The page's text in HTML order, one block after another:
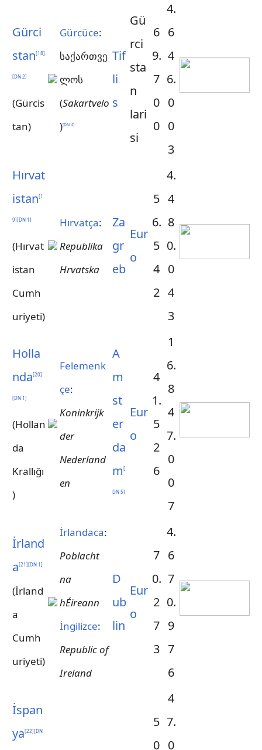
Gürci
stan[18]
[DN 2]
(Gürcis
tan)
Gürcüce:
საქართვე
ლოს
(Sakartvelo
)[DN 4]
Tif
li
s
Gü
rci
sta
n
lari
si
6
9.
7
0
0
4.
6
4
6.
0
0
3
Hırvat
istan[1
9][DN 1]
(Hırvat
istan
Cumh
uriyeti)
Hırvatça:
Republika
Hrvatska
Za
gr
eb
Eur
o
5
6.
5
4
2
4.
4
8
0.
0
4
3
Holla
nda[20]
[DN 1]
(Hollan
da
Krallığı
)
Felemenk
çe:
Koninkrijk
der
Nederland
en
A
m
st
er
da
m[
DN 5]
Eur
o
4
1.
5
2
6
1
6.
8
4
7.
0
0
7
İrland
a[21][DN 1]
(İrland
a
Cumh
uriyeti)
İrlandaca:
Poblacht
na
hÉireann
İngilizce:
Republic of
Ireland
D
ub
lin
Eur
o
7
0.
2
7
3
4.
6
7
0.
9
7
6
İspan
ya[22][DN
5
0
4
7.
0